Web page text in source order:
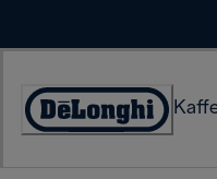
Accessibility